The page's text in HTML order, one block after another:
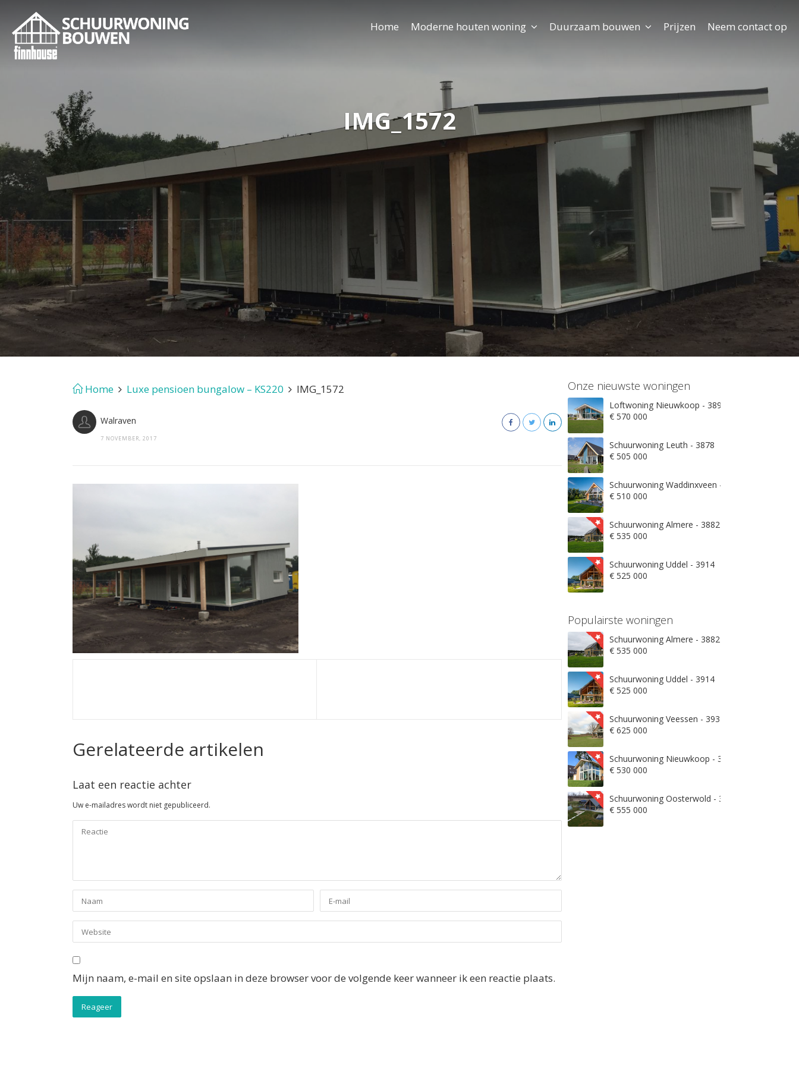
IMG_1572
Home Moderne houten woning Duurzaam bouwen Prijzen Neem contact op
Home Luxe pensioen bungalow – KS220 IMG_1572
Walraven
7 NOVEMBER, 2017
Gerelateerde artikelen
Laat een reactie achter
Uw e-mailadres wordt niet gepubliceerd.
Mijn naam, e-mail en site opslaan in deze browser voor de volgende keer wanneer ik een reactie plaats.
Onze nieuwste woningen
Loftwoning Nieuwkoop - 3897
€ 570 000
Schuurwoning Leuth - 3878
€ 505 000
Schuurwoning Waddinxveen - 3845
€ 510 000
Schuurwoning Almere - 3882
€ 535 000
Schuurwoning Uddel - 3914
€ 525 000
Populairste woningen
Schuurwoning Almere - 3882
€ 535 000
Schuurwoning Uddel - 3914
€ 525 000
Schuurwoning Veessen - 3932
€ 625 000
Schuurwoning Nieuwkoop - 3871
€ 530 000
Schuurwoning Oosterwold - 3906
€ 555 000